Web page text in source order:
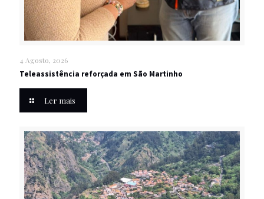
4 Agosto, 2026
Teleassistência reforçada em São Martinho
Ler mais